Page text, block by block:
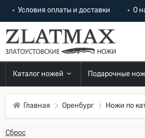
Условия оплаты и доставки О
Каталог ножей Подарочные
Главная Оренбург Ножи по
Сброс